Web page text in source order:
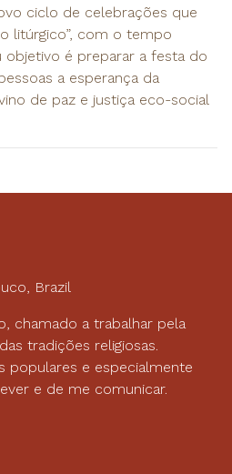
ciclo de celebrações que
litúrgico”, com o tempo
objetivo é preparar a festa do
a esperança da
de paz e justiça eco-social
Brazil
chamado a trabalhar pela
tradições religiosas.
populares e especialmente
e de me comunicar.